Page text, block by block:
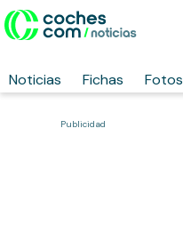
Noticias Fichas Fotos
Publicidad